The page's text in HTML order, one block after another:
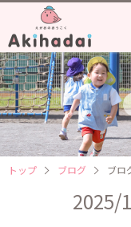
トップ ブログ ブロ
2025/